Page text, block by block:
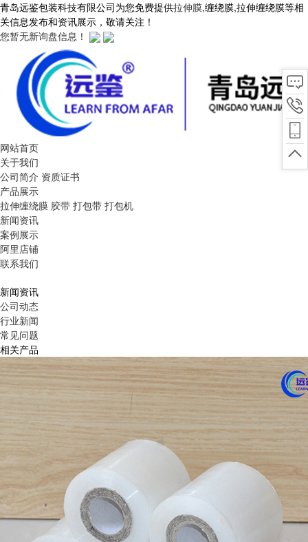
青岛远鉴包装科技有限公司为您免费提供拉伸膜,缠绕膜,拉伸缠绕膜等相
关信息发布和资讯展示，敬请关注！
您暂无新询盘信息！
网站首页
关于我们
公司简介 资质证书
产品展示
拉伸缠绕膜 胶带 打包带 打包机
新闻资讯
案例展示
阿里店铺
联系我们
新闻资讯
公司动态
行业新闻
常见问题
相关产品